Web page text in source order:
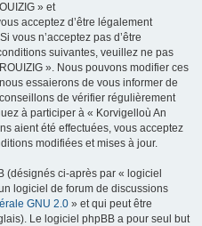
» et
acceptez d’être légalement
vous n’acceptez pas d’être
suivantes, veuillez ne pas
». Nous pouvons modifier ces
essaierons de vous informer de
de vérifier régulièrement
à participer à « Korvigelloù An
aient été effectuées, vous acceptez
modifiées et mises à jour.
(désignés ci-après par « logiciel
logiciel de forum de discussions
GNU 2.0 » et qui peut être
Le logiciel phpBB a pour seul but